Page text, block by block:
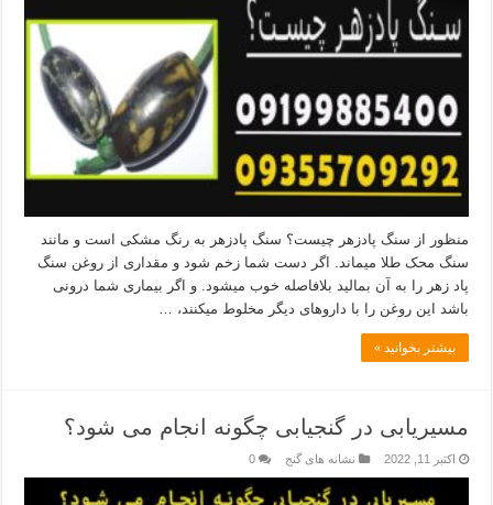
منظور از سنگ پادزهر چیست؟ سنگ پادزهر به رنگ مشکی است و مانند
سنگ محک طلا میماند. اگر دست شما زخم شود و مقداری از روغن سنگ
پاد زهر را به آن بمالید بلافاصله خوب میشود. و اگر بیماری شما درونی
باشد این روغن را با داروهای دیگر مخلوط میکنند، …
بیشتر بخوانید »
مسیریابی در گنجیابی چگونه انجام می شود؟
اکتبر 11, 2022 نشانه های گنج 0